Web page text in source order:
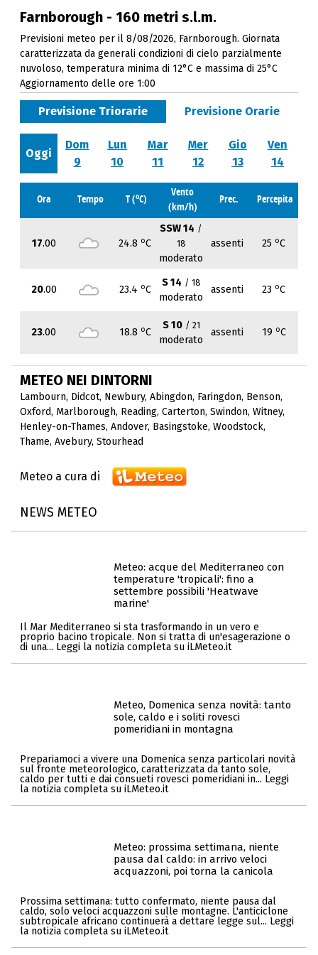
Farnborough - 160 metri s.l.m.
Previsioni meteo per il 8/08/2026, Farnborough. Giornata
caratterizzata da generali condizioni di cielo parzialmente
nuvoloso, temperatura minima di 12°C e massima di 25°C
Aggiornamento delle ore 1:00
Previsione Triorarie Previsione Orarie
Oggi
Dom
9
Lun
10
Mar
11
Mer
12
Gio
13
Ven
14
Ora Tempo T (oC)
Vento
(km/h)
Prec. Percepita
17.00 24.8 oC
SSW 14 /
18
moderato
assenti 25 oC
20.00 23.4 oC
S 14 / 18
moderato
assenti 23 oC
23.00 18.8 oC
S 10 / 21
moderato
assenti 19 oC
METEO NEI DINTORNI
Lambourn, Didcot, Newbury, Abingdon, Faringdon, Benson,
Oxford, Marlborough, Reading, Carterton, Swindon, Witney,
Henley-on-Thames, Andover, Basingstoke, Woodstock,
Thame, Avebury, Stourhead
Meteo a cura di
NEWS METEO
Meteo: acque del Mediterraneo con
temperature 'tropicali': fino a
settembre possibili 'Heatwave
marine'
Il Mar Mediterraneo si sta trasformando in un vero e
proprio bacino tropicale. Non si tratta di un'esagerazione o
di una... Leggi la notizia completa su iLMeteo.it
Meteo, Domenica senza novità: tanto
sole, caldo e i soliti rovesci
pomeridiani in montagna
Prepariamoci a vivere una Domenica senza particolari novità
sul fronte meteorologico, caratterizzata da tanto sole,
caldo per tutti e dai consueti rovesci pomeridiani in... Leggi
la notizia completa su iLMeteo.it
Meteo: prossima settimana, niente
pausa dal caldo: in arrivo veloci
acquazzoni, poi torna la canicola
Prossima settimana: tutto confermato, niente pausa dal
caldo, solo veloci acquazzoni sulle montagne. L'anticiclone
subtropicale africano continuerà a dettare legge sul... Leggi
la notizia completa su iLMeteo.it